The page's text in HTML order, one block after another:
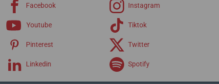
Facebook Instagram
Youtube Tiktok
Pinterest Twitter
Linkedin Spotify